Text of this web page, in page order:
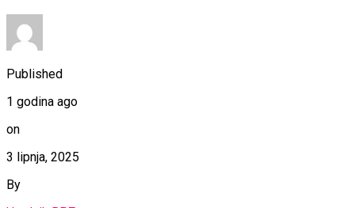
Published
1 godina ago
on
3 lipnja, 2025
By